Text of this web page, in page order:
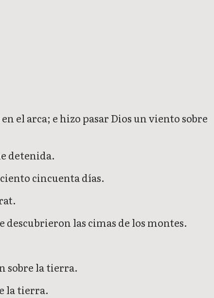
el arca; e hizo pasar Dios un viento sobre
detenida.
cincuenta días.
descubrieron las cimas de los montes.
sobre la tierra.
la tierra.